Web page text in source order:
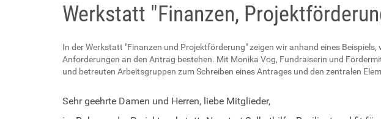
e
i
n
h
Werkstatt "Finanzen,
In der Werkstatt "Finanzen und Projektförderung" zeigen wir anhand eines
Anforderungen an den Antrag bestehen. Mit Monika Vog, Fundraiserin und
und betreuten Arbeitsgruppen zum Schreiben eines Antrages und den zentralen
h
Sehr geehrte Damen und Herren, liebe Mitglieder,